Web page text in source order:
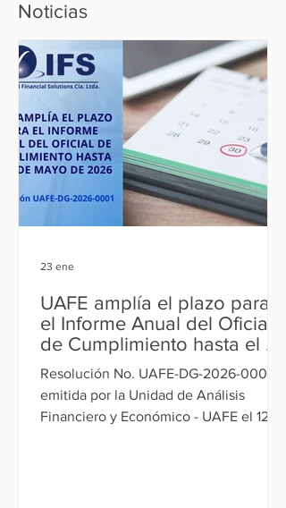
Noticias
UAFE amplía el plazo para
el Informe Anual del Oficial
de Cumplimiento hasta el 30
de mayo de 2026
Resolución No. UAFE-DG-2026-0001,
emitida por la Unidad de Análisis
Financiero y Económico - UAFE el 12 de
23 ene